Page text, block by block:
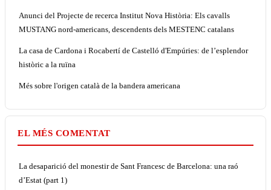
Anunci del Projecte de recerca Institut Nova Història: Els cavalls
MUSTANG nord-americans, descendents dels MESTENC catalans
La casa de Cardona i Rocabertí de Castelló d'Empúries: de l’esplendor
històric a la ruïna
Més sobre l'origen català de la bandera americana
EL MÉS COMENTAT
La desaparició del monestir de Sant Francesc de Barcelona: una raó
d’Estat (part 1)